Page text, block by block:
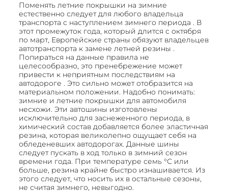
Поменять летние покрышки на зимние
естественно следует для любого владельца
транспорта с наступлением зимнего периода . В
этот промежуток года, который длится с октября
по март, Европейские страны обязуют владельцев
автотранспорта к замене летней резины .
Попираться на данные правила не
целесообразно, это пренебрежение может
привести к неприятным последствиям на
автодороге . Это сильно может отобразится на
материальном положении. Надобно понимать:
зимние и летние покрышки для автомобиля
несхожи. Эти автошины изготовлены
исключительно для заснеженного периода, в
химический состав добавляется более эластичная
резина, которая великолепно ощущает себя на
обледеневших автодорогах. Данные шины
следует пускать в ход только в зимний сезон
времени года. При температуре семь °С или
больше, резина крайне быстро изнашивается. Из
этого следует, что носить их в остальные сезоны,
не считая зимнего, невыгодно.